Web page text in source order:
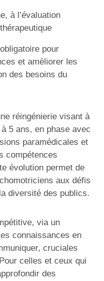
à l’évaluation
pour
et améliorer les
des besoins du
réingénierie visant à
5 ans, en phase avec
paramédicales et
compétences
évolution permet de
aux défis
diversité des publics.
via un
connaissances en
cruciales
celles et ceux qui
des